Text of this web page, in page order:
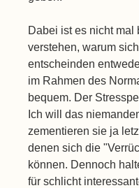
Dabei ist es nicht mal
verstehen, warum
entscheinden
im Rahmen des
bequem. Der
Ich will das
zementieren sie ja
denen sich die
können. Dennoch
für schlicht